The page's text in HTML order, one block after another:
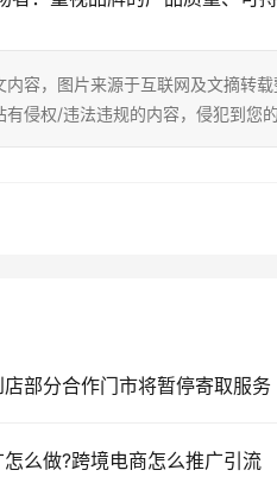
内容，图片来源于互联网及文摘转
有侵权/违法违规的内容，侵犯到您
部分合作门市将暂停寄取服务
么做?跨境电商怎么推广引流